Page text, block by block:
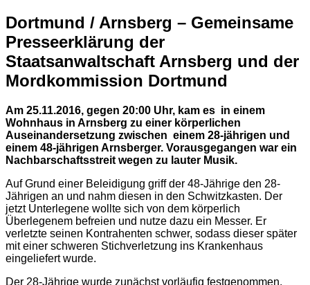
Dortmund / Arnsberg – Gemeinsame
Presseerklärung der
Staatsanwaltschaft Arnsberg und der
Mordkommission Dortmund
Am 25.11.2016, gegen 20:00 Uhr, kam es in einem
Wohnhaus in Arnsberg zu einer körperlichen
Auseinandersetzung zwischen einem 28-jährigen und
einem 48-jährigen Arnsberger. Vorausgegangen war ein
Nachbarschaftsstreit wegen zu lauter Musik.
Auf Grund einer Beleidigung griff der 48-Jährige den 28-
Jährigen an und nahm diesen in den Schwitzkasten. Der
jetzt Unterlegene wollte sich von dem körperlich
Überlegenem befreien und nutze dazu ein Messer. Er
verletzte seinen Kontrahenten schwer, sodass dieser später
mit einer schweren Stichverletzung ins Krankenhaus
eingeliefert wurde.
Der 28-Jährige wurde zunächst vorläufig festgenommen.